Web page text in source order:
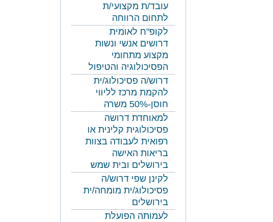
עובד/ת מקצועי/ת
לתחום הרווחה
לקופ"ח לאומית
דרושים אנשי ונשות
מקצוע מתחומי
הפסיכולוגיה והטיפול
דרוש/ה פסיכולוג/ית
להקמת מרכז לליווי
חוסן-50% משרה
למאוחדת דרושה
פסיכולוגית קלינית או
רפואית לעבודה בצוות
בריאות האישה
בירושלים ובית שמש
לקינן שפי דרוש/ה
פסיכולוג/ית מומחה/ית
בירושלים
לעמותה הפועלת